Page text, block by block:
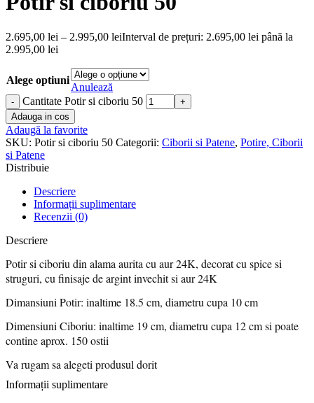
2.695,00 lei – 2.995,00 leiInterval de prețuri: 2.695,00 lei până la
2.995,00 lei
Alege optiuni
Anulează
Cantitate Potir si ciboriu 50
Adauga in cos
Adaugă la favorite
SKU: Potir si ciboriu 50 Categorii: Ciborii si Patene, Potire, Ciborii
si Patene
Distribuie
Descriere
Informații suplimentare
Recenzii (0)
Descriere
Potir si ciboriu din alama aurita cu aur 24K, decorat cu spice si
struguri, cu finisaje de argint invechit si aur 24K
Dimansiuni Potir: inaltime 18.5 cm, diametru cupa 10 cm
Dimensiuni Ciboriu: inaltime 19 cm, diametru cupa 12 cm si poate
contine aprox. 150 ostii
Va rugam sa alegeti produsul dorit
Informații suplimentare